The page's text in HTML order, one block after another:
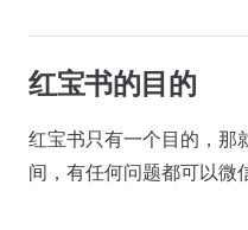
红宝书的目的
红宝书只有一个目的，那
间，有任何问题都可以微